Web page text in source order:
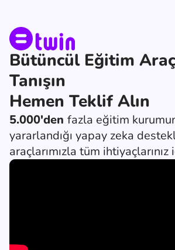
Bütüncül Eğitim
Tanışın
Hemen Teklif Alın
5.000'den fazla eğitim
yararlandığı yapay zeka
araçlarımızla tüm ihtiyaçlarınız